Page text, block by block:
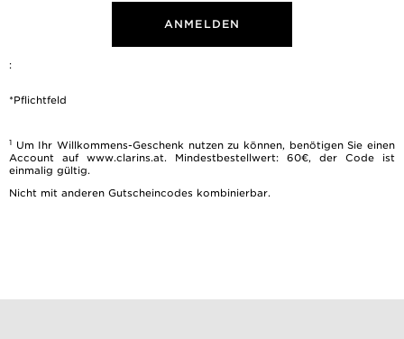
ANMELDEN
:
*Pflichtfeld
1 Um Ihr Willkommens-Geschenk nutzen zu können, benötigen Sie einen
Account auf www.clarins.at. Mindestbestellwert: 60€, der Code ist
einmalig gültig.
Nicht mit anderen Gutscheincodes kombinierbar.